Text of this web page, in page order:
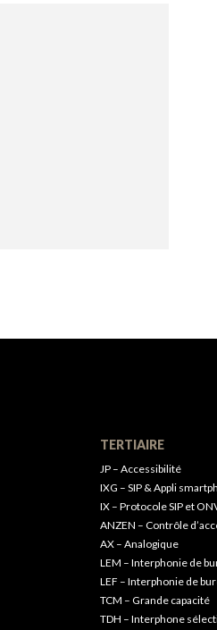
TERTIAIRE
JP – Accessibilité
IXG – SIP & Appli
IX – Protocole SIP et
ANZEN – Contrôle
AX – Analogique
LEM – Interphonie de
LEF – Interphonie de
TCM – Grande capacité
TDH – Interphone